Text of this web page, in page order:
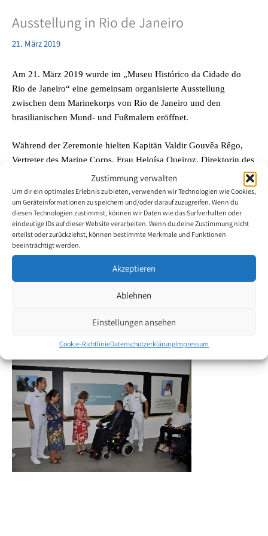
Zustimmung verwalten
Um dir ein optimales Erlebnis zu bieten, verwenden wir Technologien wie Cookies,
um Geräteinformationen zu speichern und/oder darauf zuzugreifen. Wenn du
diesen Technologien zustimmst, können wir Daten wie das Surfverhalten oder
eindeutige IDs auf dieser Website verarbeiten. Wenn du deine Zustimmung nicht
erteilst oder zurückziehst, können bestimmte Merkmale und Funktionen
beeinträchtigt werden.
Akzeptieren
Ablehnen
Einstellungen ansehen
Cookie-RichtlinieDatenschutzerklärungImpressum
Ausstellung in Rio de Janeiro
21. März 2019
Am 21. März 2019 wurde im „Museu Histórico da Cidade do
Rio de Janeiro“ eine gemeinsam organisierte Ausstellung
zwischen dem Marinekorps von Rio de Janeiro und den
brasilianischen Mund- und Fußmalern eröffnet.
Während der Zeremonie hielten Kapitän Valdir Gouvêa Rêgo,
Vertreter des Marine Corps, Frau Heloísa Queiroz, Direktorin des
Museumsnetzwerks der Stadt Rio de Janeiro und Marcelo Cunha,
Vertreter der Vereinigung der Mund- und Fußmaler, ihre
Begrüßungsreden.
Die Ausstellung zeigt 27 Gemälde von Mund- und Fußmalern
aus Rio de Janeiro. Anlässlich der Ausstellung wurde auch eine
Malvorführung angeboten. Die Mund- und Fußmaler zeigten ihre
Malkünste vor den verschiedenen, interessierten Gästen und den
Die wunderschönen Gemälde sind bis zum 23. Juni 2019 für die